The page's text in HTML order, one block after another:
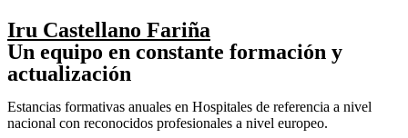
Iru Castellano Fariña
Un equipo en constante formación y
actualización
Estancias formativas anuales en Hospitales de referencia a nivel
nacional con reconocidos profesionales a nivel europeo.